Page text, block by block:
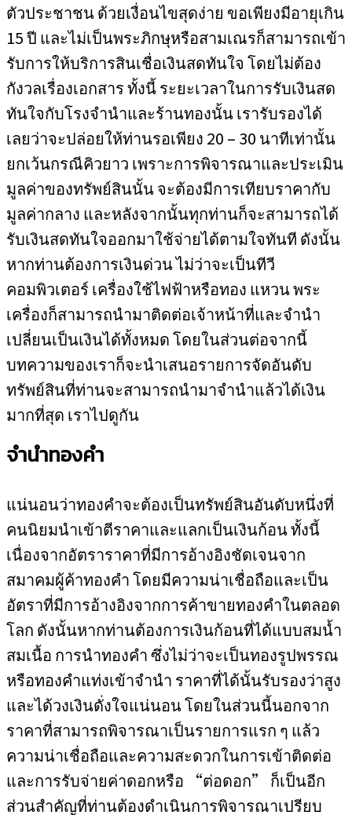
ตัวประชาชน ด้วยเงื่อนไขสุดง่าย ขอเพียงมีอายุเกิน
15 ปี และไม่เป็นพระภิกษุหรือสามเณรก็สามารถเข้า
รับการให้บริการสินเชื่อเงินสดทันใจ โดยไม่ต้อง
กังวลเรื่องเอกสาร ทั้งนี้ ระยะเวลาในการรับเงินสด
ทันใจกับโรงจำนำและร้านทองนั้น เรารับรองได้
เลยว่าจะปล่อยให้ท่านรอเพียง 20 – 30 นาทีเท่านั้น
ยกเว้นกรณีคิวยาว เพราะการพิจารณาและประเมิน
มูลค่าของทรัพย์สินนั้น จะต้องมีการเทียบราคากับ
มูลค่ากลาง และหลังจากนั้นทุกท่านก็จะสามารถได้
รับเงินสดทันใจออกมาใช้จ่ายได้ตามใจทันที ดังนั้น
หากท่านต้องการเงินด่วน ไม่ว่าจะเป็นทีวี
คอมพิวเตอร์ เครื่องใช้ไฟฟ้าหรือทอง แหวน พระ
เครื่องก็สามารถนำมาติดต่อเจ้าหน้าที่และจำนำ
เปลี่ยนเป็นเงินได้ทั้งหมด โดยในส่วนต่อจากนี้
บทความของเราก็จะนำเสนอรายการจัดอันดับ
ทรัพย์สินที่ท่านจะสามารถนำมาจำนำแล้วได้เงิน
มากที่สุด เราไปดูกัน
จำนำทองคำ
แน่นอนว่าทองคำจะต้องเป็นทรัพย์สินอันดับหนึ่งที่
คนนิยมนำเข้าตีราคาและแลกเป็นเงินก้อน ทั้งนี้
เนื่องจากอัตราราคาที่มีการอ้างอิงชัดเจนจาก
สมาคมผู้ค้าทองคำ โดยมีความน่าเชื่อถือและเป็น
อัตราที่มีการอ้างอิงจากการค้าขายทองคำในตลอด
โลก ดังนั้นหากท่านต้องการเงินก้อนที่ได้แบบสมน้ำ
สมเนื้อ การนำทองคำ ซึ่งไม่ว่าจะเป็นทองรูปพรรณ
หรือทองคำแท่งเข้าจำนำ ราคาที่ได้นั้นรับรองว่าสูง
และได้วงเงินดั่งใจแน่นอน โดยในส่วนนี้นอกจาก
ราคาที่สามารถพิจารณาเป็นรายการแรก ๆ แล้ว
ความน่าเชื่อถือและความสะดวกในการเข้าติดต่อ
และการรับจ่ายค่าดอกหรือ “ต่อดอก” ก็เป็นอีก
ส่วนสำคัญที่ท่านต้องดำเนินการพิจารณาเปรียบ